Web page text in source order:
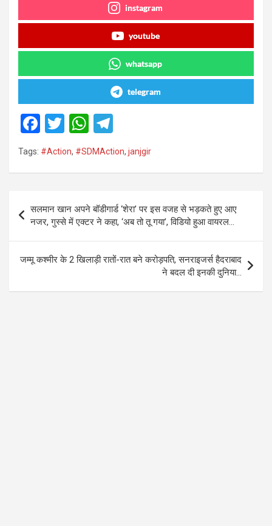
instagram
youtube
whatsapp
telegram
F
a
ce
o
o
k
T
wi
tt
W
h
at
A
p
p
el
e
a
m
Tags: #Action, #SDMAction, janjgir
navigation
सलमान खान अपने बॉडीगार्ड ‘शेरा’ पर इस वजह से भड़कते हुए आए
नजर, गुस्से में एक्टर ने कहा, ‘अब तो तू गया’, विडियो हुआ वायरल…
जम्मू कश्मीर के 2 खिलाड़ी रातों-रात बने करोड़पति, सनराइजर्स हैदराबाद
ने बदल दी इनकी दुनिया…